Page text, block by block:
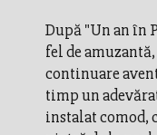
După "Un an în
fel de
continuare
timp un
instalat comod,